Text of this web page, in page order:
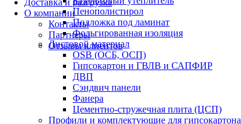
Доставка и разгрузка
О компании
Контакты
Партнеры
Отзывы клиентов
Пенополистирол
Подложка под ламинат
Фольгированная изоляция
Листовой материал
OSB (ОСБ, ОСП)
Гипсокартон и ГВЛВ и САПФИР
ДВП
Сэндвич панели
Фанера
Цементно-стружечная плита (ЦСП)
Профили и комплектующие для гипсокартона